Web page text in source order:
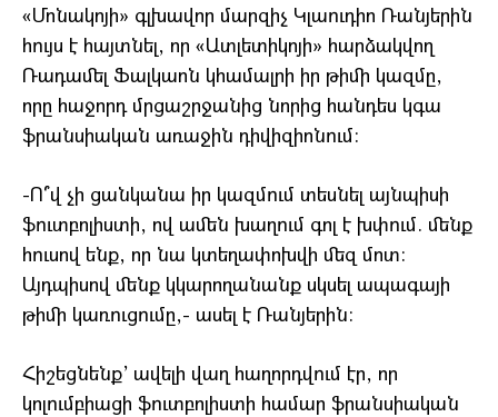
«Մոնակոյի» գլխավոր մարզիչ Կլաուդիո Ռանյերին
հույս է հայտնել, որ «Ատլետիկոյի» հարձակվող
Ռադամել Ֆալկաոն կհամալրի իր թիմի կազմը,
որը հաջորդ մրցաշրջանից նորից հանդես կգա
ֆրանսիական առաջին դիվիզիոնում:
-Ո՞վ չի ցանկանա իր կազմում տեսնել այնպիսի
ֆուտբոլիստի, ով ամեն խաղում գոլ է խփում. մենք
հուսով ենք, որ նա կտեղափոխվի մեզ մոտ:
Այդպիսով մենք կկարողանանք սկսել ապագայի
թիմի կառուցումը,- ասել է Ռանյերին:
Հիշեցնենք’ ավելի վաղ հաղորդվում էր, որ
կոլումբիացի ֆուտբոլիստի համար ֆրանսիական